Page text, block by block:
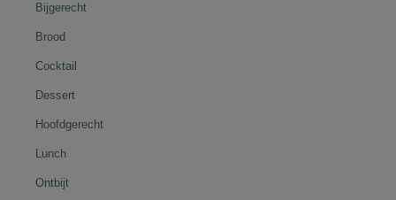
Bijgerecht
Brood
Cocktail
Dessert
Hoofdgerecht
Lunch
Ontbijt